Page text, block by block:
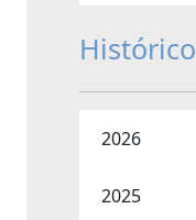
Histórico
2026
2025